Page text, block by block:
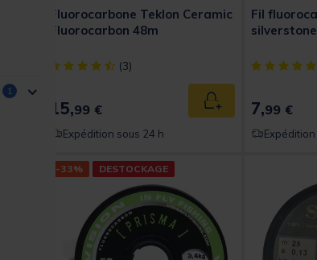
1
Fluorocarbone Teklon Ceramic
Fluorocarbon 48m
[object Object] out of 5 Customer Rating
(3)
15,99 € Ajouter au panier
Expédition sous 24 h
Fil
[object
7,99 €
-33% DESTOCKAGE